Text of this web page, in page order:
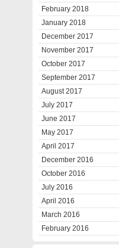
February 2018
January 2018
December 2017
November 2017
October 2017
September 2017
August 2017
July 2017
June 2017
May 2017
April 2017
December 2016
October 2016
July 2016
April 2016
March 2016
February 2016